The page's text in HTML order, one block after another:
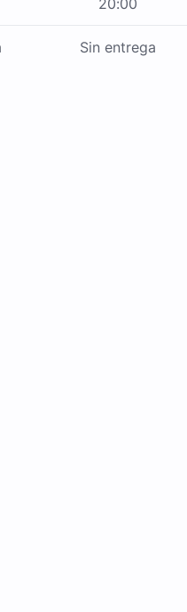
20:00
Sin entrega